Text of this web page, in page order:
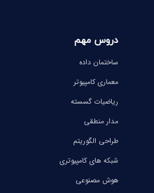
دروس مهم
ساختمان داده
معماری کامپیوتر
ریاضیات گسسته
مدار منطقی
طراحی الگوریتم
شبکه های کامپیوتری
هوش مصنوعی